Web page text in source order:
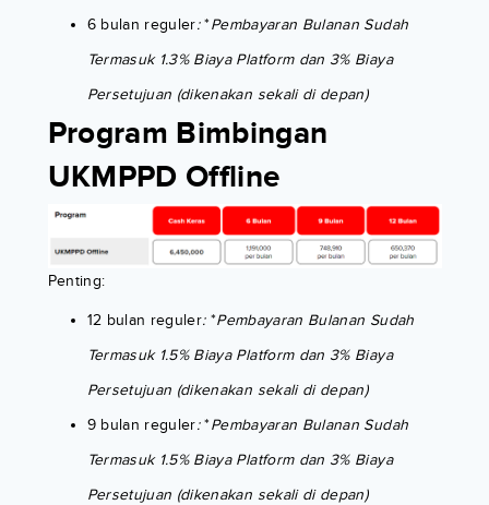
6 bulan reguler:*Pembayaran Bulanan Sudah
Termasuk 1.3% Biaya Platform dan 3% Biaya
Persetujuan (dikenakan sekali di depan)
Program Bimbingan
UKMPPD Offline
Penting:
12 bulan reguler:*Pembayaran Bulanan Sudah
Termasuk 1.5% Biaya Platform dan 3% Biaya
Persetujuan (dikenakan sekali di depan)
9 bulan reguler:*Pembayaran Bulanan Sudah
Termasuk 1.5% Biaya Platform dan 3% Biaya
Persetujuan (dikenakan sekali di depan)